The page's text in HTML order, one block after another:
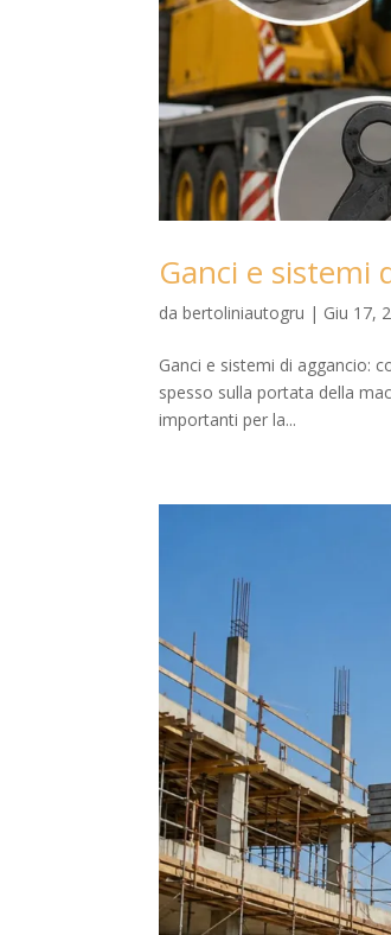
Ganci e sistemi
dabertoliniautogru | Giu 17,
Ganci e sistemi di aggancio:
spesso sulla portata della
importanti per la...